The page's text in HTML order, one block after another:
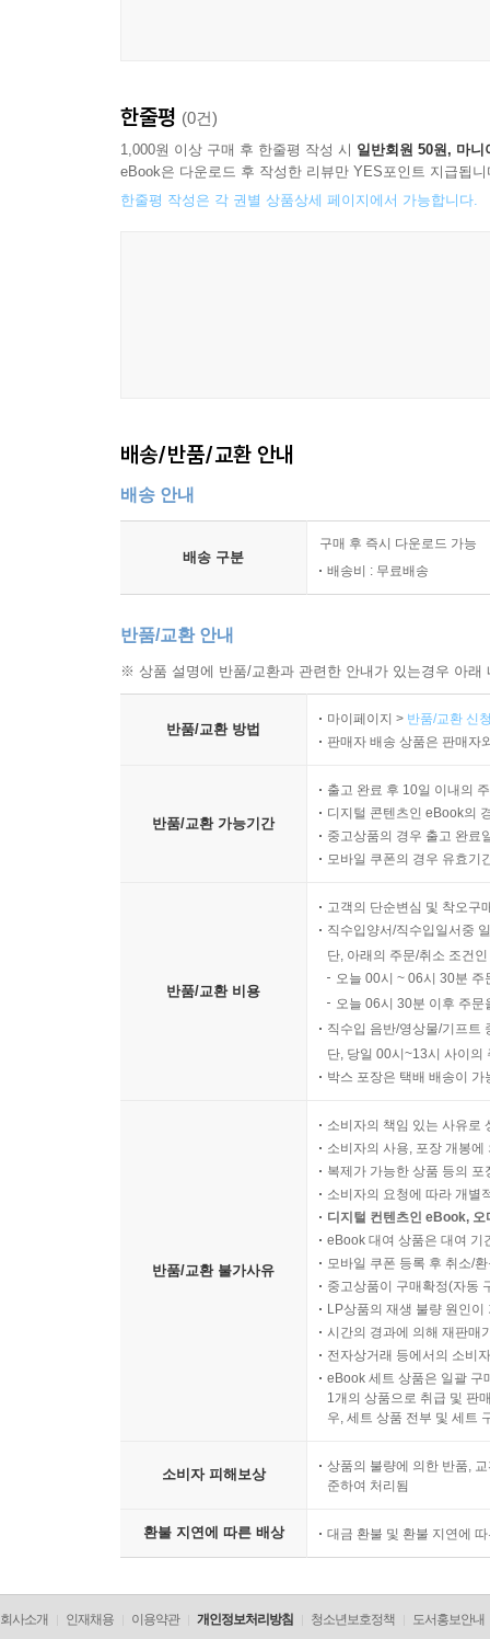
한줄평 (0건)
1,000원 이상 구매 후 한줄평 작성 시 일반회원 50원, 마니
eBook은 다운로드 후 작성한 리뷰만 YES포인트 지급됩니
한줄평 작성은 각 권별 상품상세 페이지에서 가능합니다.
배송/반품/교환 안내
배송 안내
배송 구분
구매 후 즉시 다운로드 가능
배송비 : 무료배송
반품/교환 안내
※ 상품 설명에 반품/교환과 관련한 안내가 있는경우 아
반품/교환 방법
마이페이지 > 반품/교환 신
판매자 배송 상품은 판매자
반품/교환 가능기간
출고 완료 후 10일 이내의
디지털 콘텐츠인 eBook의
중고상품의 경우 출고 완료
모바일 쿠폰의 경우 유효기
반품/교환 비용
고객의 단순변심 및 착오구
직수입양서/직수입일서중
단, 아래의 주문/취소 조건
오늘 00시 ~ 06시 30분
오늘 06시 30분 이후 주
직수입 음반/영상물/기프트
단, 당일 00시~13시 사이의
박스 포장은 택배 배송이
반품/교환 불가사유
소비자의 책임 있는 사유로
소비자의 사용, 포장 개봉
복제가 가능한 상품 등의
소비자의 요청에 따라 개별
디지털 컨텐츠인 eBook,
eBook 대여 상품은 대여 기
모바일 쿠폰 등록 후 취소/
중고상품이 구매확정(자동
LP상품의 재생 불량 원인
시간의 경과에 의해 재판매
전자상거래 등에서의 소비
eBook 세트 상품은 일괄 구
1개의 상품으로 취급 및 판
우, 세트 상품 전부 및 세트
소비자 피해보상
상품의 불량에 의한 반품,
준하여 처리됨
환불 지연에 따른 배상 대금 환불 및 환불 지연에
회사소개 인재채용 이용약관 개인정보처리방침 청소년보호정책 도서홍보안내